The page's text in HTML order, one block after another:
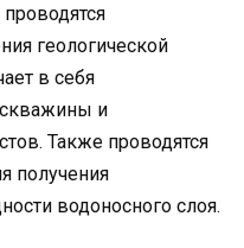
геологической
в себя
скважины и
Также проводятся
получения
водоносного слоя.